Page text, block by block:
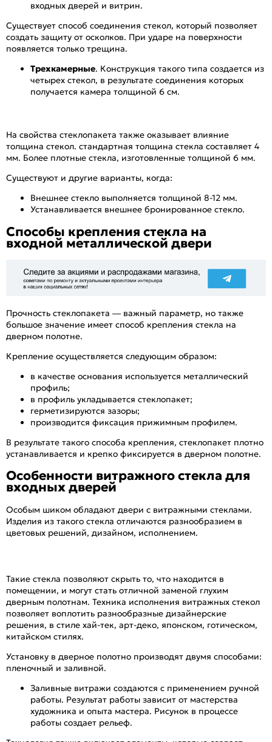
входных дверей и витрин.
Существует способ соединения стекол, который позволяет
создать защиту от осколков. При ударе на поверхности
появляется только трещина.
Трехкамерные. Конструкция такого типа создается из
четырех стекол, в результате соединения которых
получается камера толщиной 6 см.
На свойства стеклопакета также оказывает влияние
толщина стекол. стандартная толщина стекла составляет 4
мм. Более плотные стекла, изготовленные толщиной 6 мм.
Существуют и другие варианты, когда:
Внешнее стекло выполняется толщиной 8-12 мм.
Устанавливается внешнее бронированное стекло.
Способы крепления стекла на
входной металлической двери
Прочность стеклопакета — важный параметр, но также
большое значение имеет способ крепления стекла на
дверном полотне.
Крепление осуществляется следующим образом:
в качестве основания используется металлический
профиль;
в профиль укладывается стеклопакет;
герметизируются зазоры;
производится фиксация прижимным профилем.
В результате такого способа крепления, стеклопакет плотно
устанавливается и крепко фиксируется в дверном полотне.
Особенности витражного стекла для
входных дверей
Особым шиком обладают двери с витражными стеклами.
Изделия из такого стекла отличаются разнообразием в
цветовых решений, дизайном, исполнением.
Такие стекла позволяют скрыть то, что находится в
помещении, и могут стать отличной заменой глухим
дверным полотнам. Техника исполнения витражных стекол
позволяет воплотить разнообразные дизайнерские
решения, в стиле хай-тек, арт-деко, японском, готическом,
китайском стилях.
Установку в дверное полотно производят двумя способами:
пленочный и заливной.
Заливные витражи создаются с применением ручной
работы. Результат работы зависит от мастерства
художника и опыта мастера. Рисунок в процессе
работы создает рельеф.